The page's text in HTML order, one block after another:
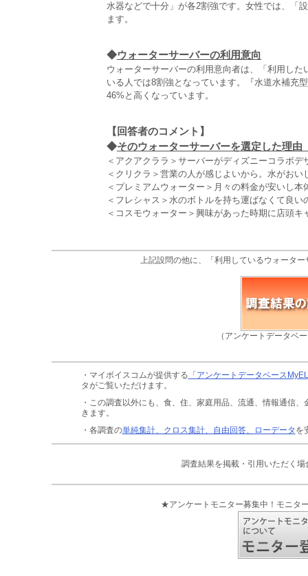
水器などで十分」が各2割強です。女性では、「
ます。
◆ウォーターサーバーの利用意向
ウォーターサーバーの利用意向者は、「利用し
いる人では8割強となっています。『水道水補充
46%と高くなっています。
【回答者のコメント】
◆そのウォーターサーバーを選定した理由
＜アクアクララ＞サーバーがディズニーコラボ
＜クリクラ＞営業の人が感じよいから。水がお
＜プレミアムウォーター＞月々の料金が安いし
＜フレシャス＞水のボトルを持ち運ばなくて良
＜コスモウォーター＞興味があった時期に店頭
上記設問の他に、「利用しているウォータ
（アンケートデータベ
・マイボイスコムが提供する 「アンケートデータベース
タがご覧いただけます。
・この調査以外にも、食、住、家庭用品、流通、情報通信、
きます。
・各調査の単純集計、クロス集計、自由回答、ローデータ を
調査結果を掲載・引用いただく場
★アンケートモニター募集中！モニタ